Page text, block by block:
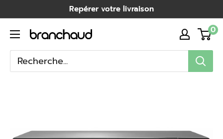
au
contenu
Repérer votre livraison
Branchaud
0